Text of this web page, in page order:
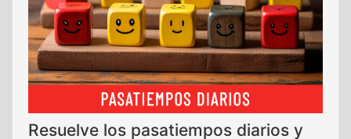
Resuelve los pasatiempos diarios y